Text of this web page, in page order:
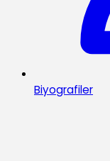
Biyografiler